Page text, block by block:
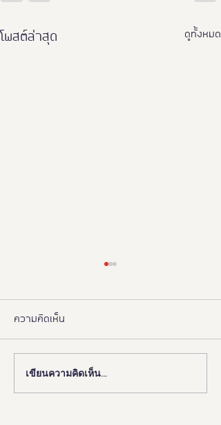
โพสต์ล่าสุด ดูทั้งหมด
📰 “ห้องสุขาเพื่อทุกคน” เปิด
ตัวนวัตกรรมเฟรนด์ลี่ดีไซน์
ความคิดเห็น
เขียนความคิดเห็น…